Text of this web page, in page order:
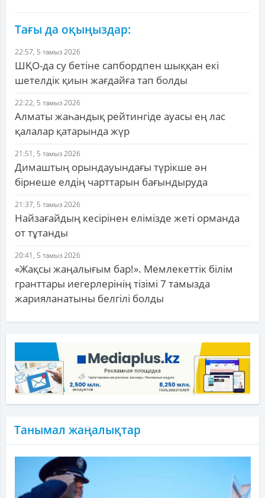
Тағы да оқыңыздар:
22:57, 5 тамыз 2026
ШҚО-да су бетіне сапбордпен шыққан екі
шетелдік қиын жағдайға тап болды
22:22, 5 тамыз 2026
Алматы жаһандық рейтингіде ауасы ең лас
қалалар қатарында жүр
21:51, 5 тамыз 2026
Димаштың орындауындағы түрікше ән
бірнеше елдің чарттарын бағындыруда
21:37, 5 тамыз 2026
Найзағайдың кесірінен елімізде жеті орманда
от тұтанды
20:41, 5 тамыз 2026
«Жақсы жаңалығым бар!». Мемлекеттік білім
гранттары иегерлерінің тізімі 7 тамызда
жарияланатыны белгілі болды
Танымал жаңалықтар